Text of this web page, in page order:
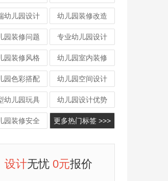
幼儿园设计 幼儿园装修改造
园装修问题 专业幼儿园设计
园装修风格 幼儿园室内装修
园色彩搭配 幼儿园空间设计
幼儿园玩具 幼儿园设计优势
园装修安全 更多热门标签 >>>
设计无忧0元报价